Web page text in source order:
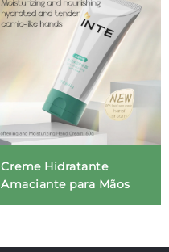
Creme Hidratante
Amaciante para Mãos